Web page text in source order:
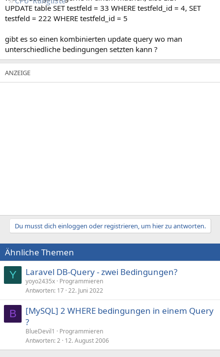
UPDATE table SET testfeld = 33 WHERE testfeld_id = 4, SET
testfeld = 222 WHERE testfeld_id = 5
gibt es so einen kombinierten update query wo man
unterschiedliche bedingungen setzten kann ?
Du musst dich einloggen oder registrieren, um hier zu antworten.
Ähnliche Themen
Y Laravel DB-Query - zwei Bedingungen?
yoyo2435x Programmieren
Antworten 17 22. Juni 2022
B
[MySQL] 2 WHERE bedingungen in einem Query
?
BlueDevil1
Programmieren
Antworten 2 12. August 2006